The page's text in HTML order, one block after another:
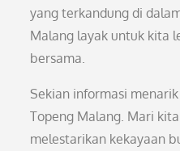
yang terkandung di
Malang layak untuk kita
bersama.
Sekian informasi
Topeng Malang. Mari
melestarikan kekayaan